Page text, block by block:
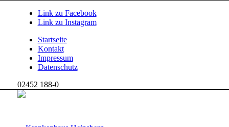
Link zu Facebook
Link zu Instagram
Startseite
Kontakt
Impressum
Datenschutz
02452 188-0